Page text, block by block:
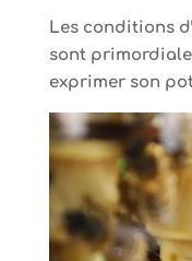
Les conditions
sont
exprimer son